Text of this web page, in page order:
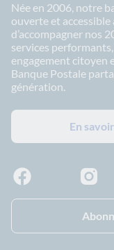
Née en 2006, notre
ouverte et
d’accompagner nos
services
engagement citoyen
Banque Postale
génération.
En